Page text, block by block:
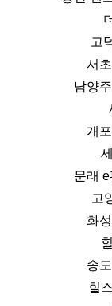
고
서
남양
개
문래
고
화
송
힐